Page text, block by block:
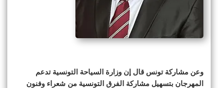
وعن مشاركة تونس قال إن وزارة السياحة التونسية تدعم
المهرجان بتسهيل مشاركة الفرق التونسية من شعراء وفنون